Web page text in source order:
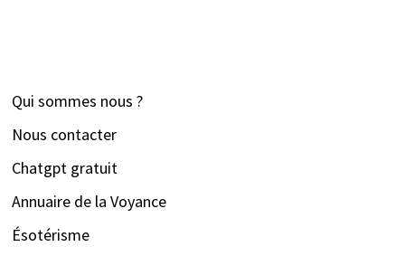
Qui sommes nous ?
Nous contacter
Chatgpt gratuit
Annuaire de la Voyance
Ésotérisme